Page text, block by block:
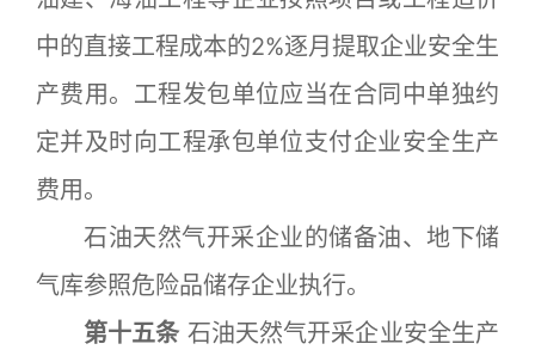
中的直接工程成本的2%逐月提取企业安全生
产费用。工程发包单位应当在合同中单独约
定并及时向工程承包单位支付企业安全生产
费用。
石油天然气开采企业的储备油、地下储
气库参照危险品储存企业执行。
第十五条 石油天然气开采企业安全生产